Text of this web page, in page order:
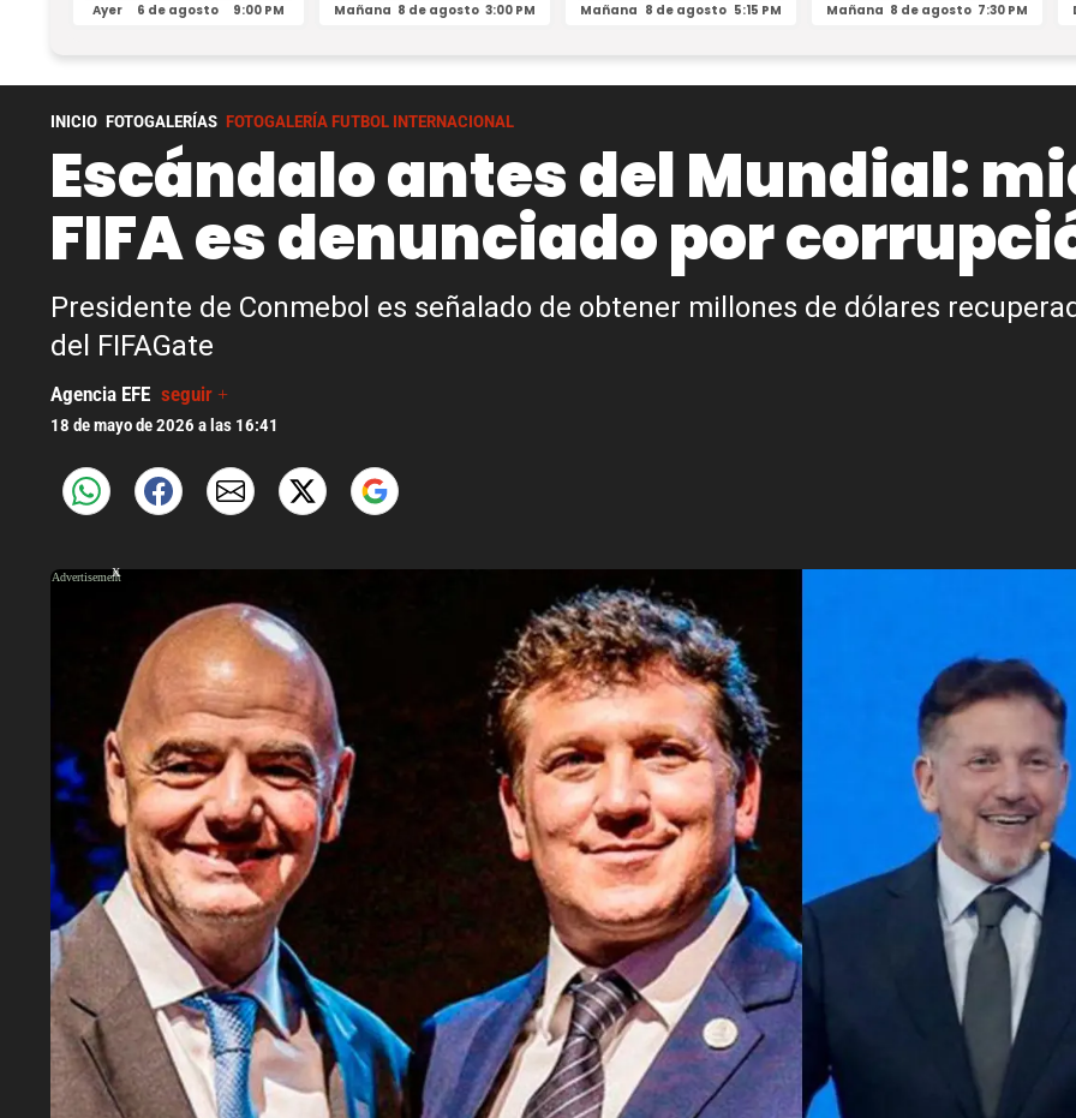
Ayer 6 de agosto 9:00 PM Mañana 8 de agosto 3:00 PM Mañana 8 de agosto 5:15 PM Mañana 8 de agosto 7:30 PM
INICIO FOTOGALERÍAS FOTOGALERÍA FUTBOL INTERNACIONAL
Escándalo antes del Mundial:
FIFA es denunciado por
Presidente de Conmebol es señalado de obtener millones de dólares
del FIFAGate
Agencia EFE seguir +
18 de mayo de 2026 a las 16:41
X